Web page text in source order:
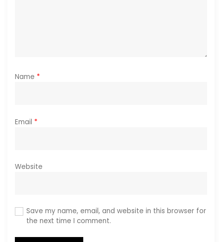
Name *
Email *
Website
Save my name, email, and website in this browser for
the next time I comment.